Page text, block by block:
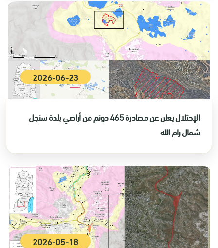
2026-06-23
الإحتلال يعلن عن مصادرة 465 دونم من أراضي بلدة سنجل
شمال رام الله
2026-05-18